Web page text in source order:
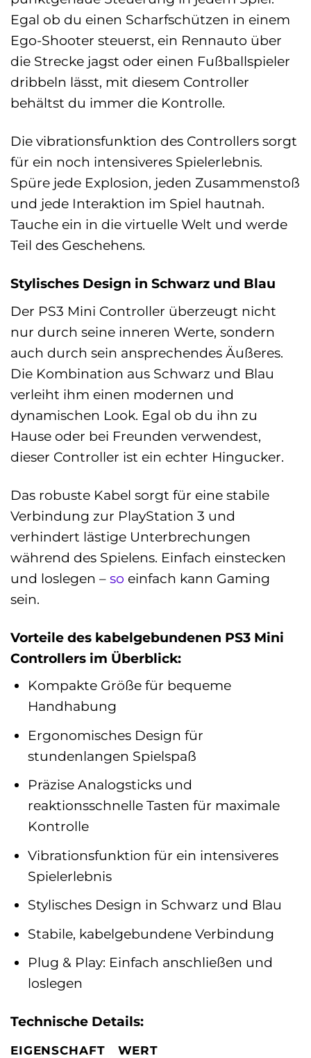
Egal ob du einen Scharfschützen in einem
Ego-Shooter steuerst, ein Rennauto über
die Strecke jagst oder einen Fußballspieler
dribbeln lässt, mit diesem Controller
behältst du immer die Kontrolle.
Die vibrationsfunktion des Controllers sorgt
für ein noch intensiveres Spielerlebnis.
Spüre jede Explosion, jeden Zusammenstoß
und jede Interaktion im Spiel hautnah.
Tauche ein in die virtuelle Welt und werde
Teil des Geschehens.
Stylisches Design in Schwarz und Blau
Der PS3 Mini Controller überzeugt nicht
nur durch seine inneren Werte, sondern
auch durch sein ansprechendes Äußeres.
Die Kombination aus Schwarz und Blau
verleiht ihm einen modernen und
dynamischen Look. Egal ob du ihn zu
Hause oder bei Freunden verwendest,
dieser Controller ist ein echter Hingucker.
Das robuste Kabel sorgt für eine stabile
Verbindung zur PlayStation 3 und
verhindert lästige Unterbrechungen
während des Spielens. Einfach einstecken
und loslegen – so einfach kann Gaming
sein.
Vorteile des kabelgebundenen PS3 Mini
Controllers im Überblick:
Kompakte Größe für bequeme
Handhabung
Ergonomisches Design für
stundenlangen Spielspaß
Präzise Analogsticks und
reaktionsschnelle Tasten für maximale
Kontrolle
Vibrationsfunktion für ein intensiveres
Spielerlebnis
Stylisches Design in Schwarz und Blau
Stabile, kabelgebundene Verbindung
Plug & Play: Einfach anschließen und
loslegen
Technische Details:
EIGENSCHAFT
WERT